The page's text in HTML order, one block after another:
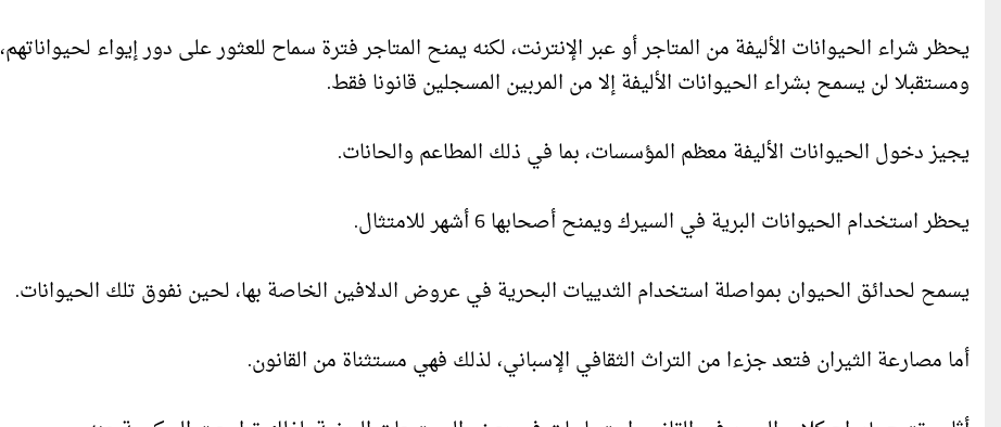
يحظر شراء الحيوانات الأليفة من المتاجر أو عبر الإنترنت، لكنه يمنح المتاجر فترة سماح للعثور على دور إيواء لحيواناتهم،
ومستقبلا لن يسمح بشراء الحيوانات الأليفة إلا من المربين المسجلين قانونا فقط.
يجيز دخول الحيوانات الأليفة معظم المؤسسات، بما في ذلك المطاعم والحانات.
يحظر استخدام الحيوانات البرية في السيرك ويمنح أصحابها 6 أشهر للامتثال.
يسمح لحدائق الحيوان بمواصلة استخدام الثدييات البحرية في عروض الدلافين الخاصة بها، لحين نفوق تلك الحيوانات.
أما مصارعة الثيران فتعد جزءا من التراث الثقافي الإسباني، لذلك فهي مستثناة من القانون.